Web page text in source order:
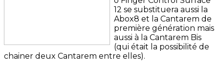
12 se substituera aussi la
Abox8 et la Cantarem de
première génération mais
aussi à la Cantarem Bis
(qui était la possibilité de
chainer deux Cantarem entre elles).